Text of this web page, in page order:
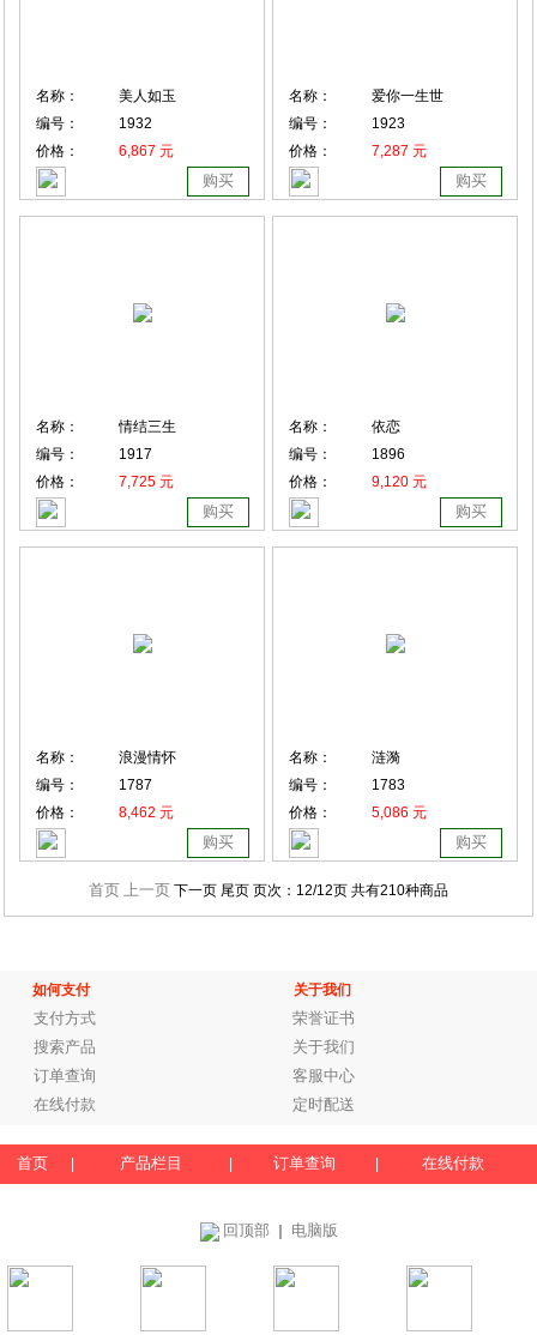
名称：
美人如玉
编号：
1932
价格：
6,867 元
购买
名称：
爱你一生世
编号：
1923
价格：
7,287 元
购买
名称：
情结三生
编号：
1917
价格：
7,725 元
购买
名称：
依恋
编号：
1896
价格：
9,120 元
购买
名称：
浪漫情怀
编号：
1787
价格：
8,462 元
购买
名称：
涟漪
编号：
1783
价格：
5,086 元
购买
首页 上一页 下一页 尾页 页次： 12/12页 共有210种商品
如何支付 关于我们
支付方式
荣誉证书
搜索产品
关于我们
订单查询
客服中心
在线付款
定时配送
首页 产品栏目 订单查询 在线付款
回顶部 电脑版